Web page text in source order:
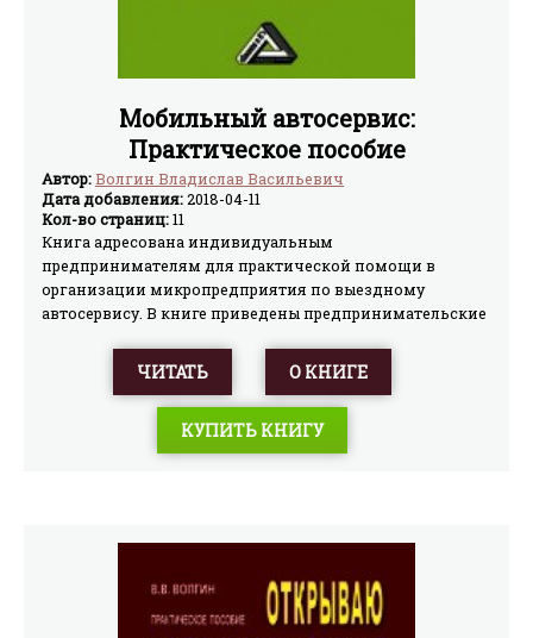
Мобильный автосервис:
Практическое пособие
Автор:Волгин Владислав Васильевич
Дата добавления:2018-04-11
Кол-во страниц:11
Книга адресована индивидуальным
предпринимателям для практической помощи в
организации микропредприятия по выездному
автосервису. В книге приведены предпринимательские
рассказывается о некоторых видах работ с целью
ознакомления с ними предпринимателей для
обдумывания, оценки своих возможностей и выбора
вида деятельности. Профессиональные знания об этих
работах следует получать на специальных курсах.
ЧИТАТЬ О КНИГЕ
КУПИТЬ КНИГУ